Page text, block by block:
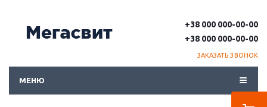
+38 000 000-00-00
+38 000 000-00-00
ЗАКАЗАТЬ ЗВОНОК
МЕНЮ